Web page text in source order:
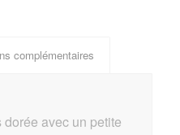
complémentaires
avec un petite